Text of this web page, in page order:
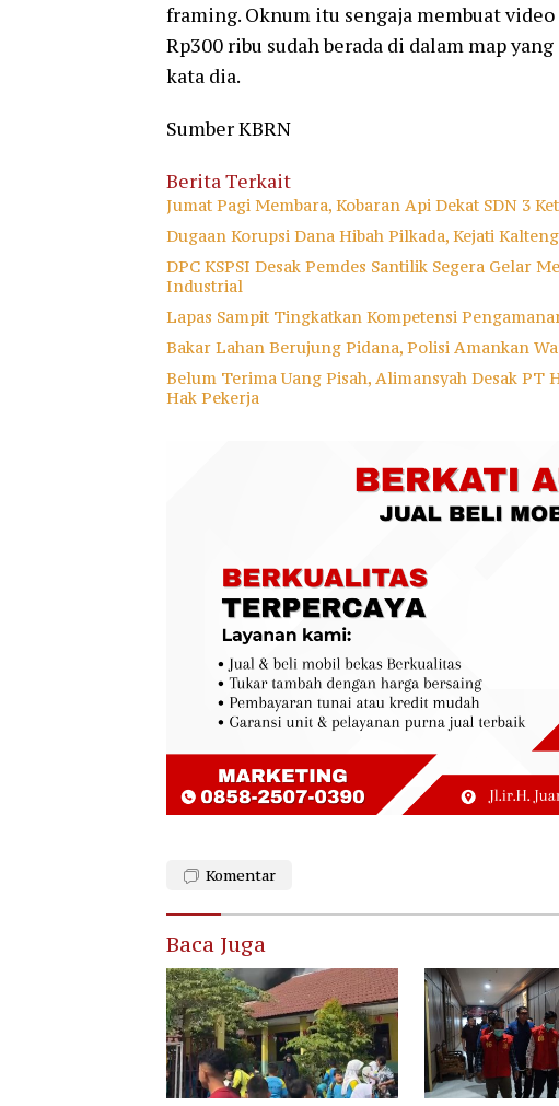
framing. Oknum itu sengaja membuat
Rp300 ribu sudah berada di dalam map
kata dia.
Sumber KBRN
Berita Terkait
Jumat Pagi Membara, Kobaran Api Dekat SDN 3
Dugaan Korupsi Dana Hibah Pilkada, Kejati
DPC KSPSI Desak Pemdes Santilik Segera Gelar
Industrial
Lapas Sampit Tingkatkan Kompetensi
Bakar Lahan Berujung Pidana, Polisi Amankan
Belum Terima Uang Pisah, Alimansyah Desak PT
Hak Pekerja
Komentar
Baca Juga